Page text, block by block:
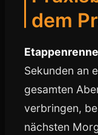
dem
Sekunden an
gesamten
verbringen,
nächsten